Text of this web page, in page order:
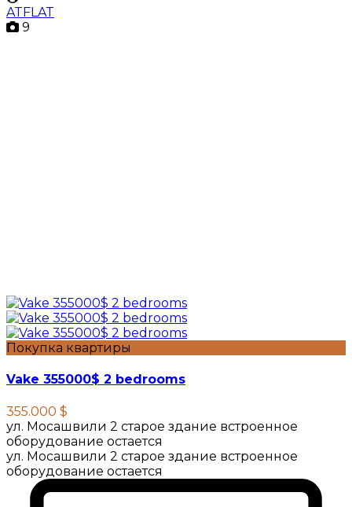
ATFLAT
9
Покупка квартиры
Vake 355000$ 2 bedrooms
355.000 $
ул. Мосашвили 2 старое здание встроенное
оборудование остается
ул. Мосашвили 2 старое здание встроенное
оборудование остается